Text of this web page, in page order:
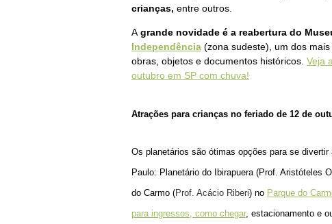
crianças, entre outros.
A grande novidade é a reabertura do
Independência (zona sudeste), um dos
obras, objetos e documentos históricos. Veja
outubro em SP com chuva!
Atrações para crianças no feriado de 12 de
Os planetários são ótimas opções para se divertir
Paulo: Planetário do Ibirapuera (Prof. Aristóteles
do Carmo (Prof. Acácio Riberi) no Parque do
para ingressos, como chegar, estacionamento e